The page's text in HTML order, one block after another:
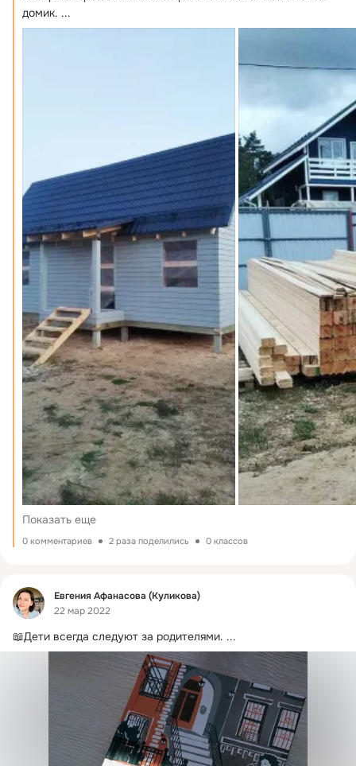
домик. ...
Показать еще
0 комментариев 2 раза поделились 0 классов
Фид
Евгения Афанасова (Куликова)
22 мар 2022
📖Дети всегда следуют за родителями. ...